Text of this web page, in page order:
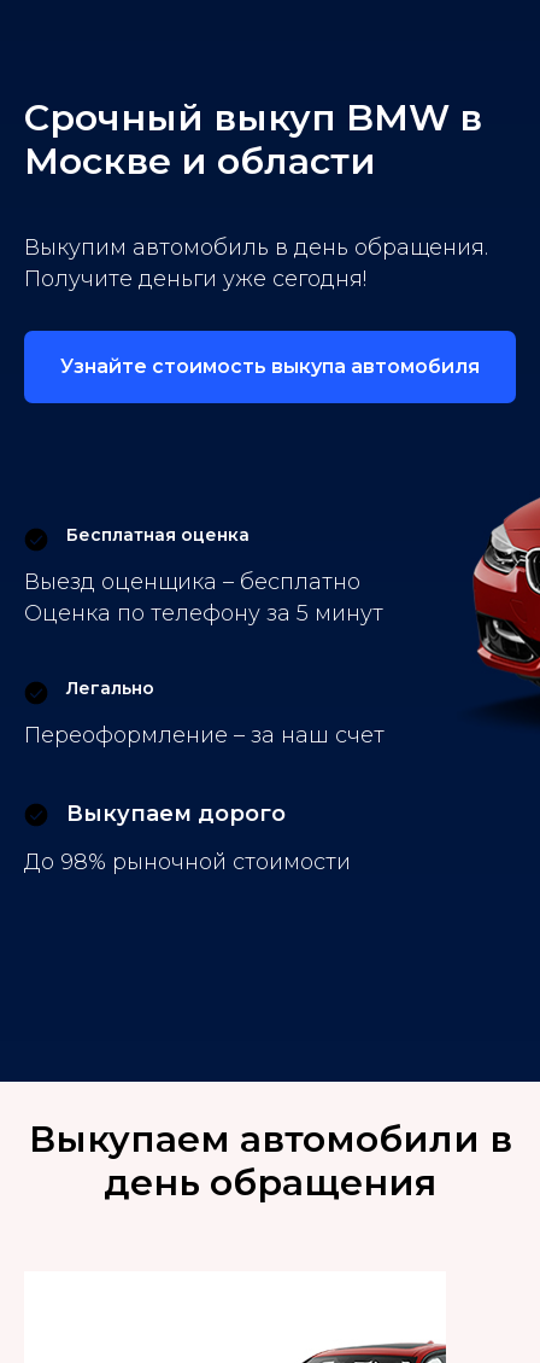
Срочный выкуп BMW в
Москве и области
Выкупим автомобиль в день обращения.
Получите деньги уже сегодня!
Узнайте стоимость выкупа автомобиля
Бесплатная оценка
Выезд оценщика – бесплатно
Оценка по телефону за 5 минут
Легально
Переоформление – за наш счет
Выкупаем дорого
До 98% рыночной стоимости
Выкупаем автомобили в
день обращения